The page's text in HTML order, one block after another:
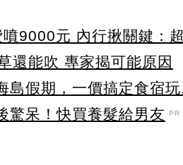
9000元 內行揪關鍵：
還能吹 專家揭可能原因
島假期，一價搞定食宿
驚呆！快買養髮給男友 PR